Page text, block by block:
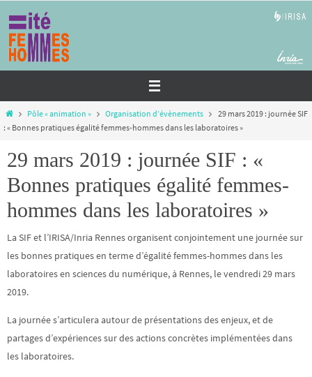
vers
contenu
HomePôle « animation » Organisation d’évènements
29 mars 2019 : journée SIF
: « Bonnes pratiques égalité femmes-hommes dans les laboratoires »
29 mars 2019 : journée SIF : «
Bonnes pratiques égalité femmes-
hommes dans les laboratoires »
La SIF et l’IRISA/Inria Rennes organisent conjointement une journée sur
les bonnes pratiques en terme d’égalité femmes-hommes dans les
laboratoires en sciences du numérique, à Rennes, le vendredi 29 mars
2019.
La journée s’articulera autour de présentations des enjeux, et de
partages d’expériences sur des actions concrètes implémentées dans
les laboratoires.